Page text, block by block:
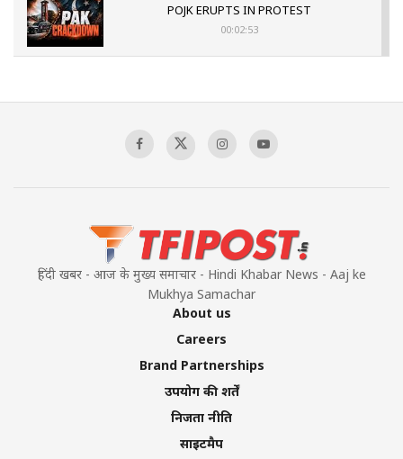
POJK ERUPTS IN PROTEST
00:02:53
Sagar
हिंदी खबर - आज के मुख्य समाचार - Hindi Khabar News - Aaj ke
Mukhya Samachar
About us
Careers
Brand Partnerships
उपयोग की शर्तें
निजता नीति
साइटमैप